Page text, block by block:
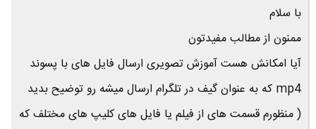
با سلام
ممنون از مطالب مفیدتون
آیا امکانش هست آموزش تصویری ارسال فایل های با پسوند
mp4 که به عنوان گیف در تلگرام ارسال میشه رو توضیح بدید
( منظورم قسمت های از فیلم یا فایل های کلیپ های مختلف که